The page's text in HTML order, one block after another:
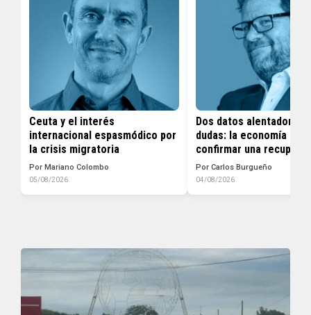
Ceuta y el interés
internacional espasmódico por
la crisis migratoria
Por Mariano Colombo
05/08/2026
Dos datos alentadores
dudas: la economía
confirmar una
Por Carlos Burgueño
04/08/2026